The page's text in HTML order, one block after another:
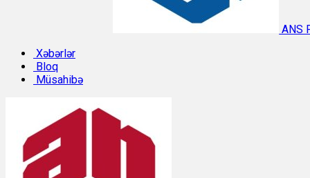
Temperatur: 29.2°C. Rütubət: 48%.
Sabah:
ANS
Xəbərlər
Bloq
Müsahibə